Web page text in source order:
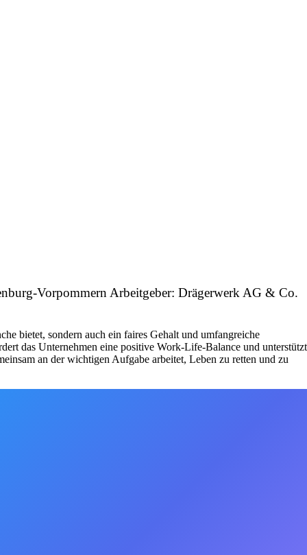
Vorpommern Arbeitgeber: Drägerwerk AG & Co.
bietet, sondern auch ein faires Gehalt und umfangreiche
das Unternehmen eine positive Work-Life-Balance und unterstützt
an der wichtigen Aufgabe arbeitet, Leben zu retten und zu